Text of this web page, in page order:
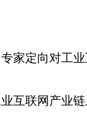
家定向对工
互联网产业